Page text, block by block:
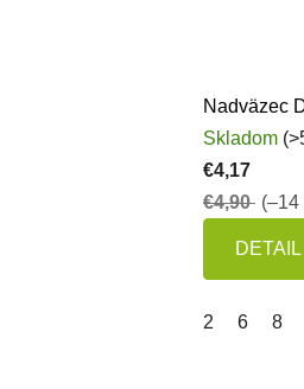
Nadväzec
Skladom
€4,17
€4,90 (–14
DETAIL
2 6 8